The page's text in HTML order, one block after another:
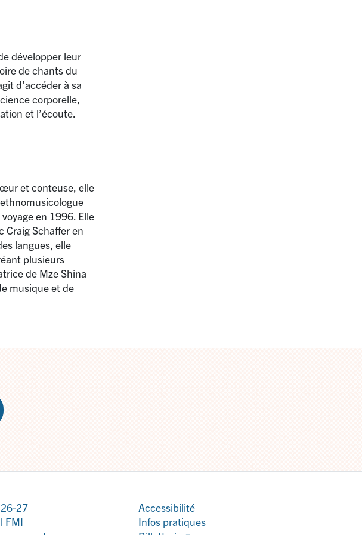
développer leur
de chants du
d’accéder à sa
corporelle,
et l’écoute.
et conteuse, elle
en 1996. Elle
Craig Schaffer en
langues, elle
plusieurs
de Mze Shina
musique et de
27
FMI
Accessibilité
Infos pratiques